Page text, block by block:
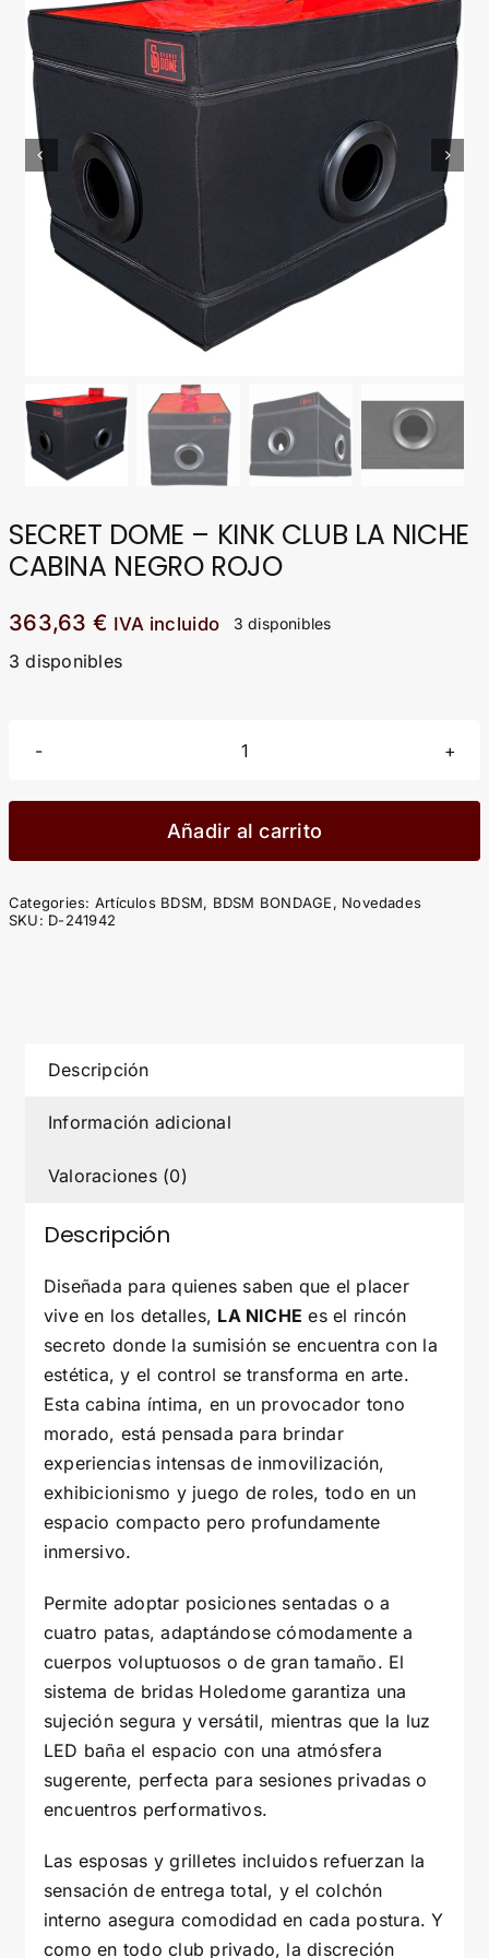
MODA & LENCERÍA
JUGUETES
CONTACTO
POLÍTICA DE PRIVACIDAD
SECRET DOME – KINK CLUB LA NICHE
CABINA NEGRO ROJO
363,63€ IVA incluido 3 disponibles
3 disponibles
SECRET
-
LA
Añadir al carrito
Categories: Artículos BDSM, BDSM BONDAGE, Novedades
SKU: D-241942
Descripción
Información adicional
Valoraciones (0)
Descripción
Diseñada para quienes saben que el placer
vive en los detalles, LA NICHE es el rincón
secreto donde la sumisión se encuentra con la
estética, y el control se transforma en arte.
Esta cabina íntima, en un provocador tono
morado, está pensada para brindar
experiencias intensas de inmovilización,
exhibicionismo y juego de roles, todo en un
espacio compacto pero profundamente
inmersivo.
Permite adoptar posiciones sentadas o a
cuatro patas, adaptándose cómodamente a
cuerpos voluptuosos o de gran tamaño. El
sistema de bridas Holedome garantiza una
sujeción segura y versátil, mientras que la luz
LED baña el espacio con una atmósfera
sugerente, perfecta para sesiones privadas o
encuentros performativos.
Las esposas y grilletes incluidos refuerzan la
sensación de entrega total, y el colchón
interno asegura comodidad en cada postura. Y
como en todo club privado, la discreción